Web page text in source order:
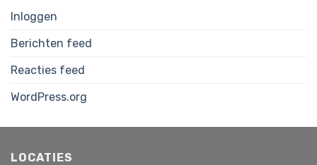
Inloggen
Berichten feed
Reacties feed
WordPress.org
LOCATIES